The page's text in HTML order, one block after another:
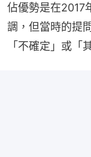
佔優勢是在2017
調，但當時的提
「不確定」或「